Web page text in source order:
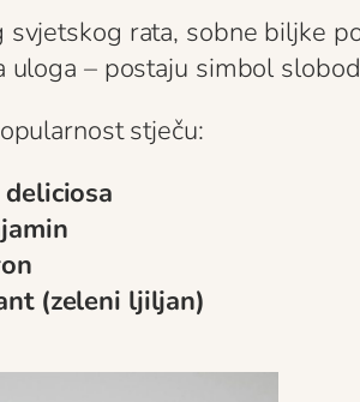
svjetskog rata, sobne biljke
uloga – postaju simbol
stječu:
(zeleni ljiljan)